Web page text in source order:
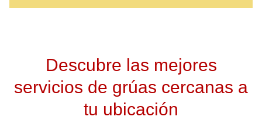
Descubre las mejores
servicios de grúas cercanas a
tu ubicación